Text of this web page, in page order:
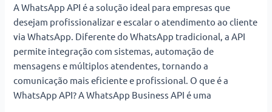
A WhatsApp API é a solução ideal para empresas que
desejam profissionalizar e escalar o atendimento ao cliente
via WhatsApp. Diferente do WhatsApp tradicional, a API
permite integração com sistemas, automação de
mensagens e múltiplos atendentes, tornando a
comunicação mais eficiente e profissional. O que é a
WhatsApp API? A WhatsApp Business API é uma
Automatizado
e
Integração
CRM